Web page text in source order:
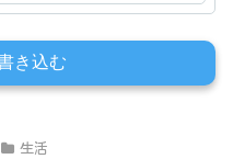
き込む
生活